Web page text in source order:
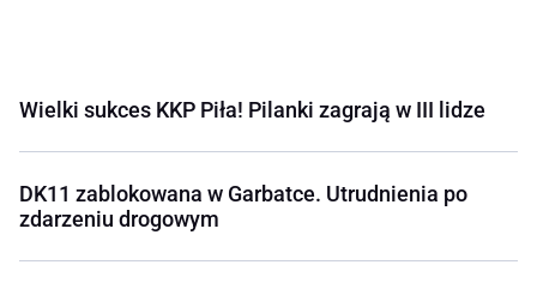
Wielki sukces KKP Piła! Pilanki zagrają w III lidze
DK11 zablokowana w Garbatce. Utrudnienia po
zdarzeniu drogowym